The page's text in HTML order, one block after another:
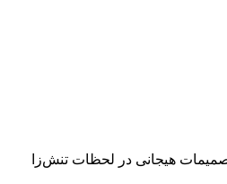
هیجانی در لحظات تنش‌زا